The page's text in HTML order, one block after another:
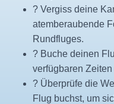
? Vergiss deine
atemberaubende
Rundfluges.
? Buche deinen
verfügbaren
? Überprüfe die
Flug buchst, um